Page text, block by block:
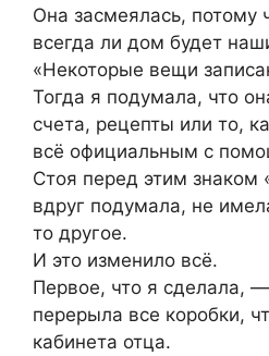
Она засмеялась, потому
всегда ли дом будет
«Некоторые вещи
Тогда я подумала, что
счета, рецепты или то,
всё официальным с
Стоя перед этим
вдруг подумала, не
то другое.
И это изменило всё.
Первое, что я сделала,
перерыла все коробки,
кабинета отца.